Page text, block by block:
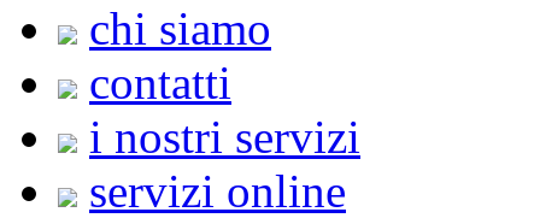
chi siamo
contatti
i nostri servizi
servizi online